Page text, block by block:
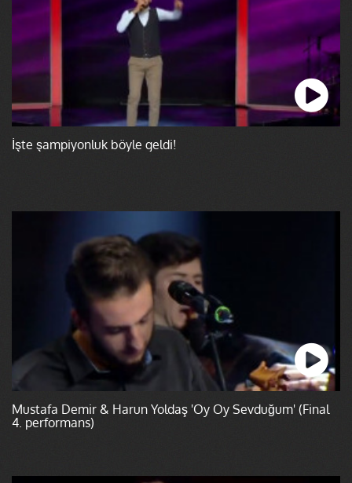
İşte şampiyonluk böyle geldi!
Mustafa Demir & Harun Yoldaş 'Oy Oy Sevduğum' (Final
4. performans)